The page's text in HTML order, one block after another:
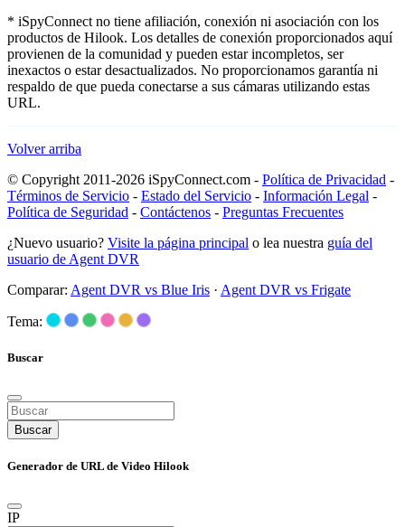
* iSpyConnect no tiene afiliación, conexión ni asociación con los
productos de Hilook. Los detalles de conexión proporcionados aquí
provienen de la comunidad y pueden estar incompletos, ser
inexactos o estar desactualizados. No proporcionamos garantía ni
respaldo de que pueda conectarse a sus cámaras utilizando estas
URL.
Volver arriba
© Copyright 2011-2026 iSpyConnect.com - Política de Privacidad -
Términos de Servicio - Estado del Servicio - Información Legal -
Política de Seguridad - Contáctenos - Preguntas Frecuentes
¿Nuevo usuario? Visite la página principal o lea nuestra guía del
usuario de Agent DVR
Comparar: Agent DVR vs Blue Iris · Agent DVR vs Frigate
Tema:
Buscar
Buscar
Generador de URL de Video Hilook
IP